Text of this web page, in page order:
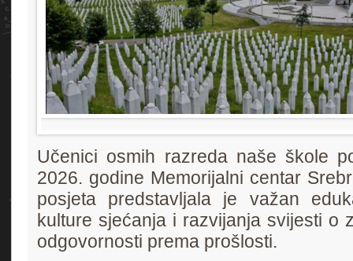
Učenici osmih razreda naše škole
2026. godine Memorijalni centar
posjeta predstavljala je važan
kulture sjećanja i razvijanja svijesti o
odgovornosti prema prošlosti.